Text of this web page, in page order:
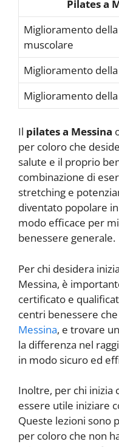
Pilates a
Miglioramento
muscolare
Miglioramento
Miglioramento
Il pilates a Messina
per coloro che
salute e il proprio
combinazione di
stretching e
diventato popolare
modo efficace per
benessere generale.
Per chi desidera
Messina, è
certificato e
centri benessere
Messina, e trovare
la differenza nel
in modo sicuro ed
Inoltre, per chi inizia
essere utile iniziare
Queste lezioni sono
per coloro che non